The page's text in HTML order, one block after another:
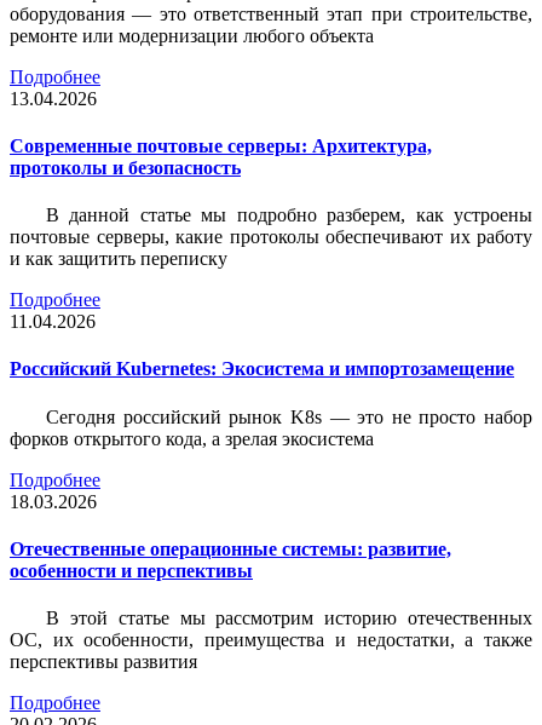
оборудования — это ответственный этап при строительстве,
ремонте или модернизации любого объекта
Подробнее
13.04.2026
Современные почтовые серверы: Архитектура,
протоколы и безопасность
В данной статье мы подробно разберем, как устроены
почтовые серверы, какие протоколы обеспечивают их работу
и как защитить переписку
Подробнее
11.04.2026
Российский Kubernetes: Экосистема и импортозамещение
Сегодня российский рынок K8s — это не просто набор
форков открытого кода, а зрелая экосистема
Подробнее
18.03.2026
Отечественные операционные системы: развитие,
особенности и перспективы
В этой статье мы рассмотрим историю отечественных
ОС, их особенности, преимущества и недостатки, а также
перспективы развития
Подробнее